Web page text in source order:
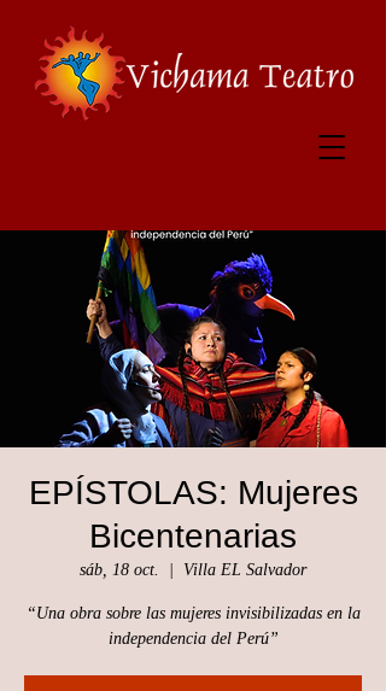
EPÍSTOLAS: Mujeres
Bicentenarias
sáb, 18 oct. Villa EL Salvador
“Una obra sobre las mujeres invisibilizadas en la
independencia del Perú”